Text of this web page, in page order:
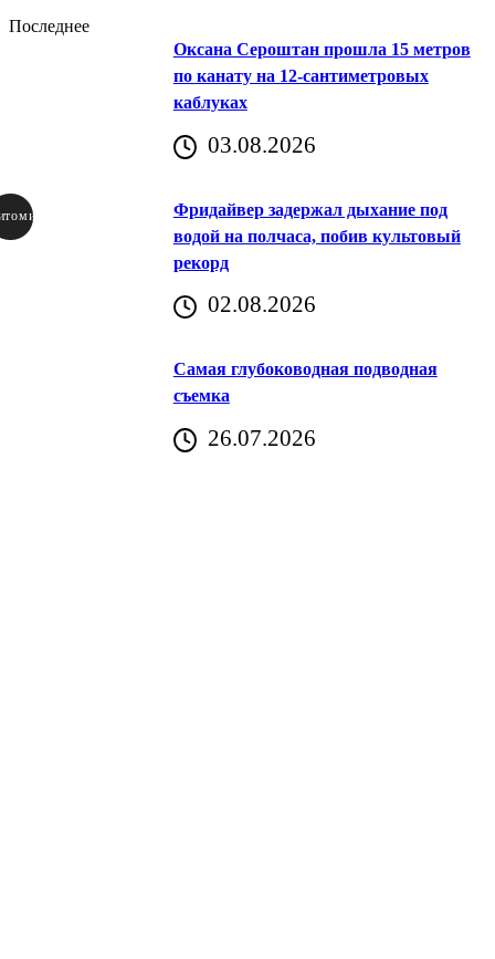
Последнее
Оксана Сероштан прошла 15 метров
по канату на 12-сантиметровых
каблуках
03.08.2026
Фридайвер задержал дыхание под
водой на полчаса, побив культовый
рекорд
02.08.2026
Самая глубоководная подводная
съемка
26.07.2026